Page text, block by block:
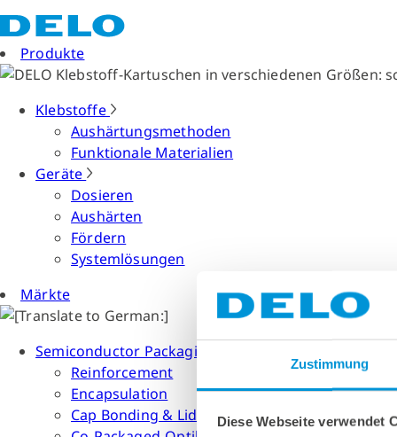
Zustimmung
Diese Webseite verwendet
Produkte
Klebstoffe
Aushärtungsmethoden
Funktionale Materialien
Geräte
Dosieren
Aushärten
Fördern
Systemlösungen
Märkte
Semiconductor Packaging
Reinforcement
Encapsulation
Cap Bonding & Lid Attach